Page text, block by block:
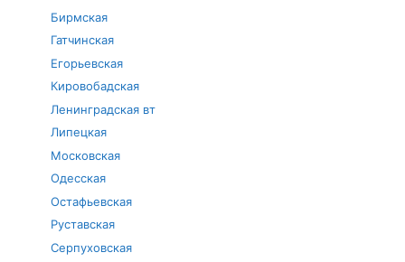
Бирмская
Гатчинская
Егорьевская
Кировобадская
Ленинградская вт
Липецкая
Московская
Одесская
Остафьевская
Руставская
Серпуховская